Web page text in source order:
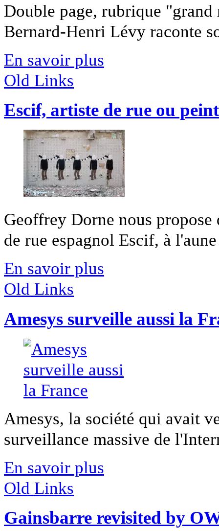
Double page, rubrique
Bernard-Henri Lévy raconte
En savoir plus
Old Links
Escif, artiste de rue ou
Geoffrey Dorne nous
de rue espagnol Escif, à
En savoir plus
Old Links
Amesys surveille aussi la
Amesys, la société qui avait
surveillance massive de
En savoir plus
Old Links
Gainsbarre revisited by